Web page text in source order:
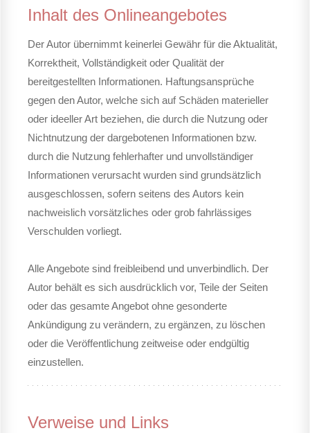
Inhalt des Onlineangebotes
Der Autor übernimmt keinerlei Gewähr für die Aktualität,
Korrektheit, Vollständigkeit oder Qualität der
bereitgestellten Informationen. Haftungsansprüche
gegen den Autor, welche sich auf Schäden materieller
oder ideeller Art beziehen, die durch die Nutzung oder
Nichtnutzung der dargebotenen Informationen bzw.
durch die Nutzung fehlerhafter und unvollständiger
Informationen verursacht wurden sind grundsätzlich
ausgeschlossen, sofern seitens des Autors kein
nachweislich vorsätzliches oder grob fahrlässiges
Verschulden vorliegt.
Alle Angebote sind freibleibend und unverbindlich. Der
Autor behält es sich ausdrücklich vor, Teile der Seiten
oder das gesamte Angebot ohne gesonderte
Ankündigung zu verändern, zu ergänzen, zu löschen
oder die Veröffentlichung zeitweise oder endgültig
einzustellen.
Verweise und Links